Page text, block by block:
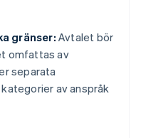
gränser:Avtalet bör
omfattas av
separata
av anspråk